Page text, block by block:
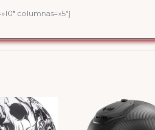
columnas=»5″]